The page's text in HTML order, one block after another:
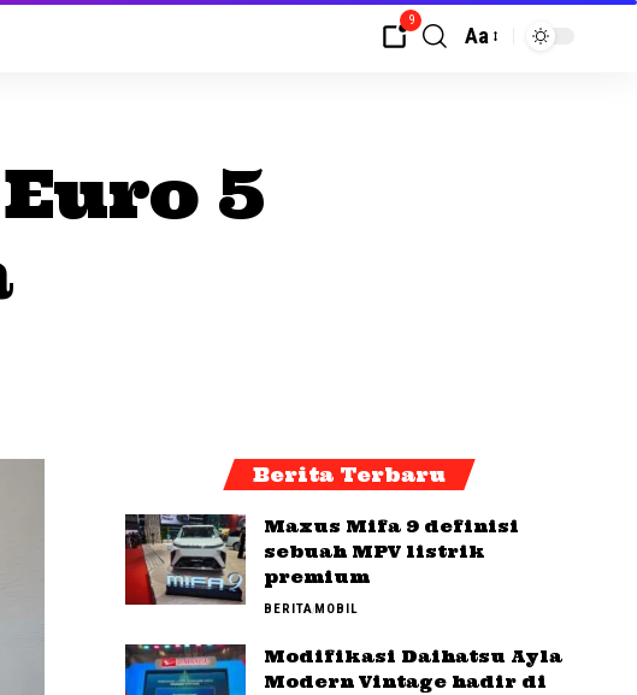
9
Aa
5
Berita Terbaru
Maxus Mifa 9 definisi
sebuah MPV listrik
premium
BERITAMOBIL
Modifikasi Daihatsu Ayla
Modern Vintage hadir di